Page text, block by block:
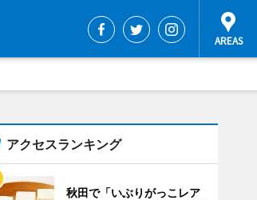
アクセスランキング
秋田で「いぶりがっこレア